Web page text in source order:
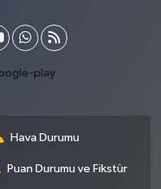
Hava Durumu
Puan Durumu ve Fikstür